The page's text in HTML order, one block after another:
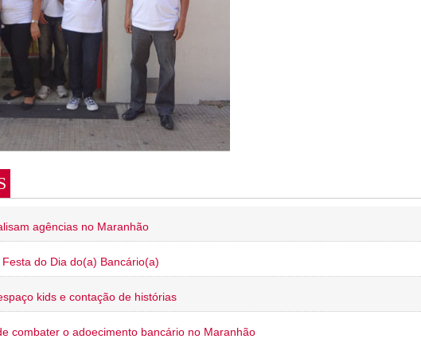
agências no Maranhão
do Dia do(a) Bancário(a)
kids e contação de histórias
combater o adoecimento bancário no Maranhão